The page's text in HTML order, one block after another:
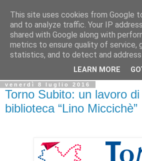
Biblio@rti in
Il Blog della Biblioteca di Area delle
informazioni iniziative incontri
venerdì 8 luglio 2016
Torno Subito: un lavoro
biblioteca “Lino Miccichè”
This site uses cookies from Google
and to analyze traffic. Your IP
shared with Google along with
metrics to ensure quality of service,
statistics, and to detect and address
LEARN MORE